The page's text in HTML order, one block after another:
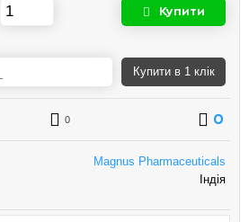
Купити
Купити в 1 клік
0 0
Magnus Pharmaceuticals
Індія